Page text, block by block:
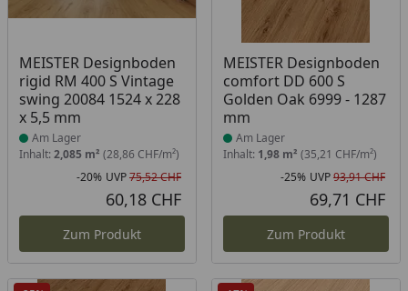
MEISTER Designboden
rigid RM 400 S Vintage
swing 20084 1524 x 228
x 5,5 mm
Produkt am Lager
Am Lager
Inhalt: 2,085 m² (28,86 CHF/m²)
Rabatt in Prozent
-20%
Ursprünglicher Preis
UVP75,52 CHF
60,18 CHF
Zum Produkt
MEISTER Designboden
comfort DD 600 S
Golden Oak 6999 - 1287
mm
Produkt am Lager
Am Lager
Inhalt: 1,98 m² (35,21 CHF/m²)
-25% UVP93,91 CHF
69,71 CHF
Zum Produkt